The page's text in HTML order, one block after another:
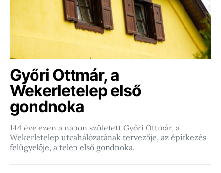
Győri Ottmár, a
Wekerletelep első
gondnoka
144 éve ezen a napon született Győri Ottmár, a
Wekerletelep utcahálózatának tervezője, az építkezés
felügyelője, a telep első gondnoka.